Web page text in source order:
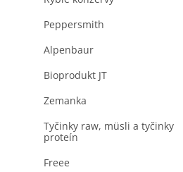
Peppersmith
Alpenbaur
Bioprodukt JT
Zemanka
Tyčinky raw, müsli a tyčinky
proteín
Freee